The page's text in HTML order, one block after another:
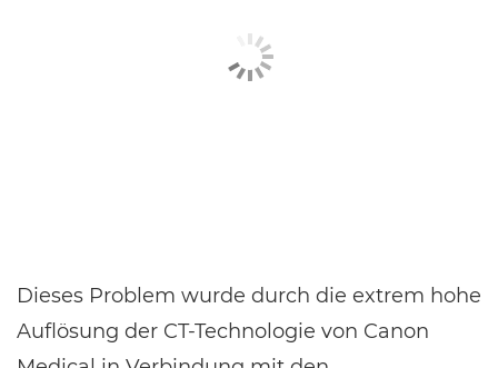
Dieses Problem wurde durch die extrem hohe
Auflösung der CT-Technologie von Canon